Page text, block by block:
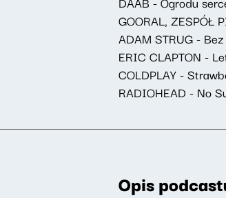
GOORAL, ZESPÓŁ
ADAM STRUG -
ERIC CLAPTON -
COLDPLAY -
RADIOHEAD - No
Opis